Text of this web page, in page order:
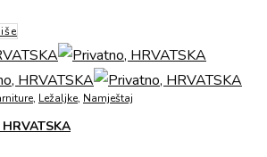
, Ležaljke, Namještaj